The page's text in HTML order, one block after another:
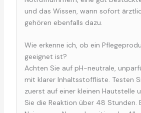
und das Wissen, wann sofort
gehören ebenfalls dazu.
Wie erkenne ich, ob ein
geeignet ist?
Achten Sie auf pH-neutrale,
mit klarer Inhaltsstoffliste. Testen
zuerst auf einer kleinen Hautstelle
Sie die Reaktion über 48 Stunden.